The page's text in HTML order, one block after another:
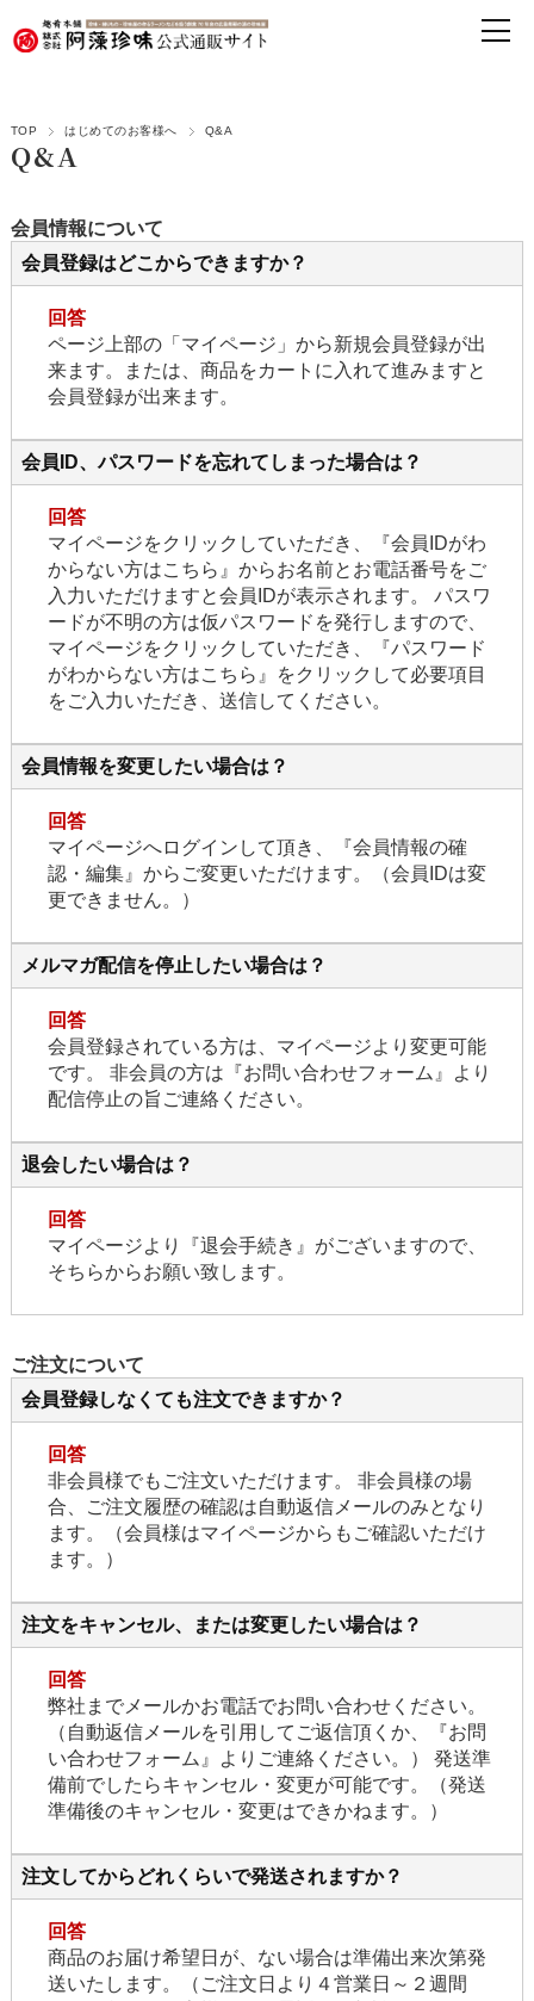
TOP はじめてのお客様へ Q&A
Q&A
会員情報について
会員登録はどこからできますか？
回答
ページ上部の「マイページ」から新規会員登録が出
来ます。または、商品をカートに入れて進みますと
会員登録が出来ます。
会員ID、パスワードを忘れてしまった場合は？
回答
マイページをクリックしていただき、『会員IDがわ
からない方はこちら』からお名前とお電話番号をご
入力いただけますと会員IDが表示されます。 パスワ
ードが不明の方は仮パスワードを発行しますので、
マイページをクリックしていただき、『パスワード
がわからない方はこちら』をクリックして必要項目
をご入力いただき、送信してください。
会員情報を変更したい場合は？
回答
マイページへログインして頂き、『会員情報の確
認・編集』からご変更いただけます。（会員IDは変
更できません。）
メルマガ配信を停止したい場合は？
回答
会員登録されている方は、マイページより変更可能
です。 非会員の方は『お問い合わせフォーム』より
配信停止の旨ご連絡ください。
退会したい場合は？
回答
マイページより『退会手続き』がございますので、
そちらからお願い致します。
ご注文について
会員登録しなくても注文できますか？
回答
非会員様でもご注文いただけます。 非会員様の場
合、ご注文履歴の確認は自動返信メールのみとなり
ます。（会員様はマイページからもご確認いただけ
ます。）
注文をキャンセル、または変更したい場合は？
回答
弊社までメールかお電話でお問い合わせください。
（自動返信メールを引用してご返信頂くか、『お問
い合わせフォーム』よりご連絡ください。） 発送準
備前でしたらキャンセル・変更が可能です。（発送
準備後のキャンセル・変更はできかねます。）
注文してからどれくらいで発送されますか？
回答
商品のお届け希望日が、ない場合は準備出来次第発
送いたします。（ご注文日より４営業日～２週間